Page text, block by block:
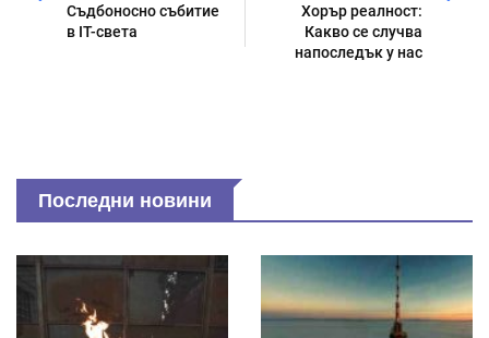
Съдбоносно събитие
в IT-света
Хорър реалност:
Какво се случва
напоследък у нас
Последни новини